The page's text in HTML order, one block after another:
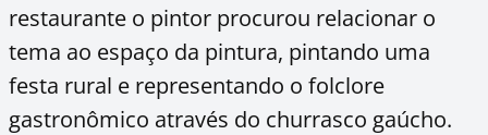
restaurante o pintor procurou relacionar o
tema ao espaço da pintura, pintando uma
festa rural e representando o folclore
gastronômico através do churrasco gaúcho.